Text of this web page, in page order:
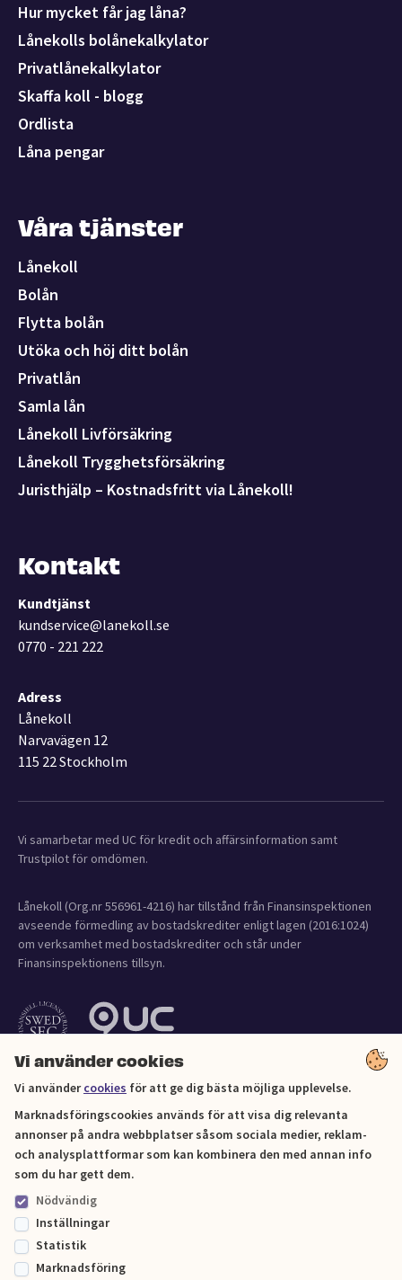
Vi använder cookies
Vi användercookies för att ge dig bästa möjliga upplevelse.
Marknadsföringscookies används för att visa dig relevanta
annonser på andra webbplatser såsom sociala medier, reklam-
och analysplattformar som kan kombinera den med annan info
som du har gett dem.
Nödvändig
Inställningar
Statistik
Marknadsföring
Hur mycket får jag låna?
Lånekolls bolånekalkylator
Privatlånekalkylator
Skaffa koll - blogg
Ordlista
Låna pengar
Våra tjänster
Lånekoll
Bolån
Flytta bolån
Utöka och höj ditt bolån
Privatlån
Samla lån
Lånekoll Livförsäkring
Lånekoll Trygghetsförsäkring
Juristhjälp – Kostnadsfritt via Lånekoll!
Kontakt
Kundtjänst
kundservice@lanekoll.se
0770 - 221 222
Adress
Lånekoll
Narvavägen 12
115 22 Stockholm
Vi samarbetar med UC för kredit och affärsinformation samt
Trustpilot för omdömen.
Lånekoll (Org.nr 556961-4216) har tillstånd från Finansinspektionen
avseende förmedling av bostadskrediter enligt lagen (2016:1024)
om verksamhet med bostadskrediter och står under
Finansinspektionens tillsyn.
Cookies
Sitemap
© Lånekoll 2026